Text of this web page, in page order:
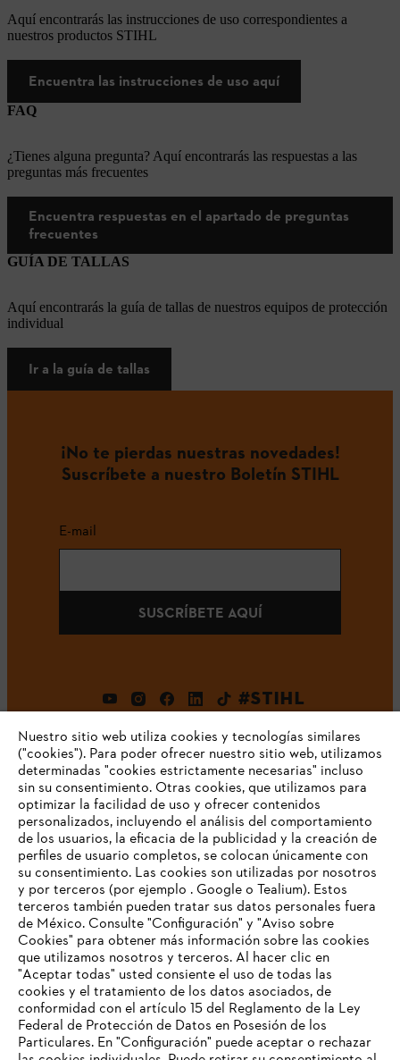
Aquí encontrarás las instrucciones de uso correspondientes a
nuestros productos STIHL
Encuentra las instrucciones de uso aquí
FAQ
¿Tienes alguna pregunta? Aquí encontrarás las respuestas a las
preguntas más frecuentes
Encuentra respuestas en el apartado de preguntas
frecuentes
GUÍA DE TALLAS
Aquí encontrarás la guía de tallas de nuestros equipos de protección
individual
Ir a la guía de tallas
¡No te pierdas nuestras novedades!
Suscríbete a nuestro Boletín STIHL
E-mail
SUSCRÍBETE AQUÍ
#STIHL
Empresa
Preguntas frecuentes
Contacto
TU NAVEGADOR NO ES
COMPATIBLE
El navegador que estás utilizando no es compatible con
nuestra página web. Para que puedas disfrutar de nuestro
Nuestro sitio web utiliza cookies y tecnologías similares
("cookies"). Para poder ofrecer nuestro sitio web, utilizamos
determinadas "cookies estrictamente necesarias" incluso
sin su consentimiento. Otras cookies, que utilizamos para
optimizar la facilidad de uso y ofrecer contenidos
personalizados, incluyendo el análisis del comportamiento
de los usuarios, la eficacia de la publicidad y la creación de
perfiles de usuario completos, se colocan únicamente con
su consentimiento. Las cookies son utilizadas por nosotros
y por terceros (por ejemplo . Google o Tealium). Estos
terceros también pueden tratar sus datos personales fuera
de México. Consulte "Configuración" y "Aviso sobre
Cookies" para obtener más información sobre las cookies
que utilizamos nosotros y terceros. Al hacer clic en
"Aceptar todas" usted consiente el uso de todas las
cookies y el tratamiento de los datos asociados, de
conformidad con el artículo 15 del Reglamento de la Ley
Federal de Protección de Datos en Posesión de los
Particulares. En "Configuración" puede aceptar o rechazar